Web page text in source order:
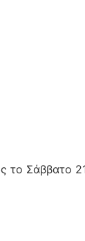
το Σάββατο